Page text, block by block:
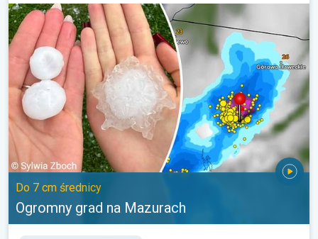
Ogromny grad na Mazurach. Do 7 cm średnicy. . .
Do 7 cm średnicy
Ogromny grad na Mazurach